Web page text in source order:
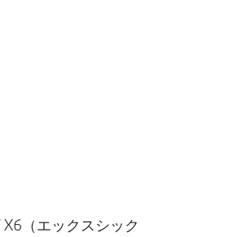
（エックスシック